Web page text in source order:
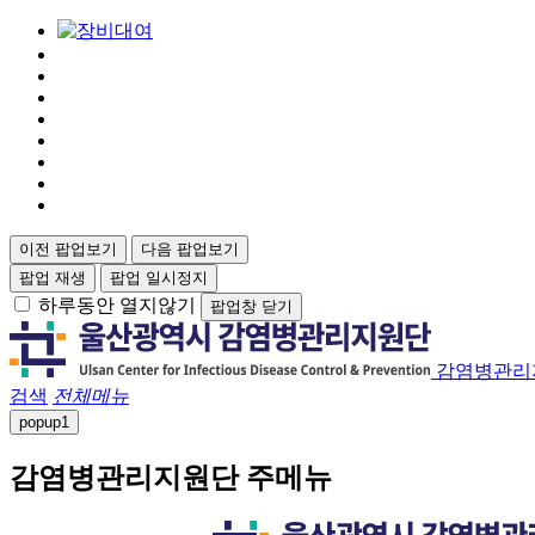
이전 팝업보기
다음 팝업보기
팝업 재생
팝업 일시정지
하루동안 열지않기 팝업창 닫기
감염병관
검색 전체메뉴
popup1
감염병관리지원단 주메뉴